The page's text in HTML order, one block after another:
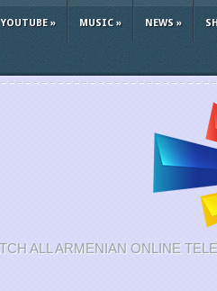
YOUTUBE» MUSIC» NEWS »
ALL ARMENIAN ONLINE